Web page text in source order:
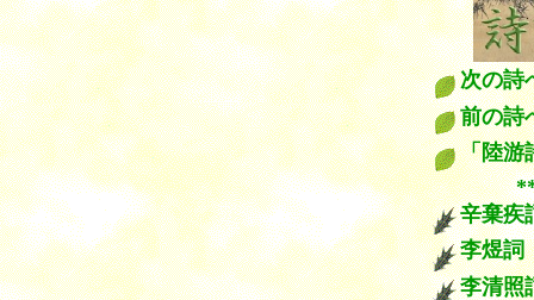
次の
前
「陸游
辛棄疾
李煜詞
李清照